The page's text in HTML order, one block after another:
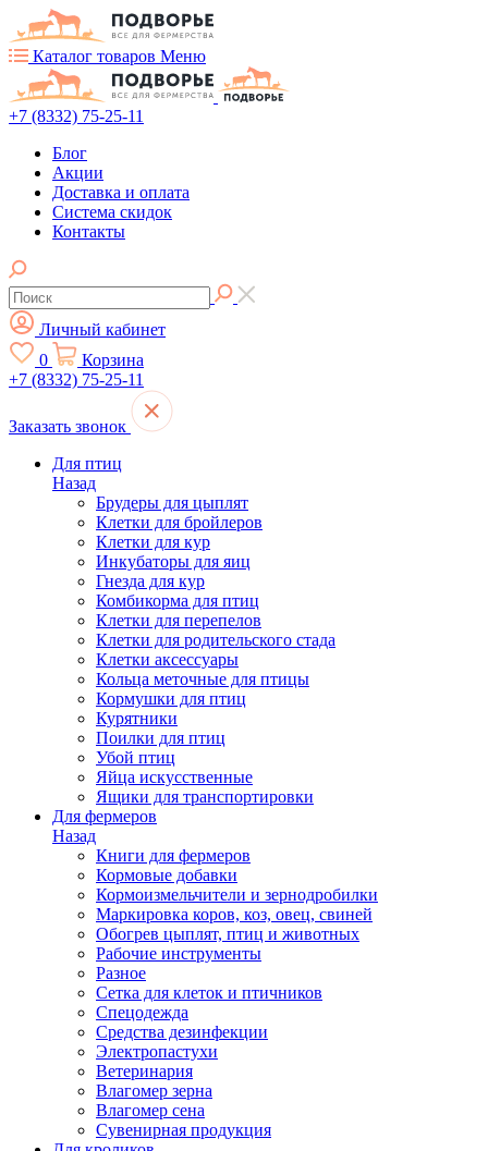
Каталог товаров Меню
+7 (8332) 75-25-11
Блог
Акции
Доставка и оплата
Система скидок
Контакты
Личный кабинет
0
Корзина
+7 (8332) 75-25-11
Заказать звонок
Для птиц
Назад
Брудеры для цыплят
Клетки для бройлеров
Клетки для кур
Инкубаторы для яиц
Гнезда для кур
Комбикорма для птиц
Клетки для перепелов
Клетки для родительского стада
Клетки аксессуары
Кольца меточные для птицы
Кормушки для птиц
Курятники
Поилки для птиц
Убой птиц
Яйца искусственные
Ящики для транспортировки
Для фермеров
Назад
Книги для фермеров
Кормовые добавки
Кормоизмельчители и зернодробилки
Маркировка коров, коз, овец, свиней
Обогрев цыплят, птиц и животных
Рабочие инструменты
Разное
Сетка для клеток и птичников
Спецодежда
Средства дезинфекции
Электропастухи
Ветеринария
Влагомер зерна
Влагомер сена
Сувенирная продукция